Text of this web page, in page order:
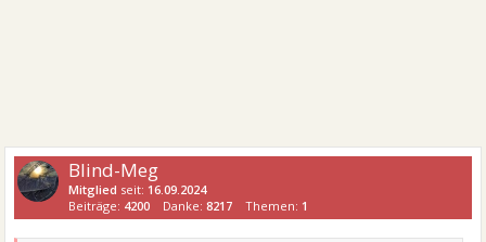
Blind-Meg
Mitglied seit: 16.09.2024
Beiträge: 4200 Danke:8217 Themen: 1